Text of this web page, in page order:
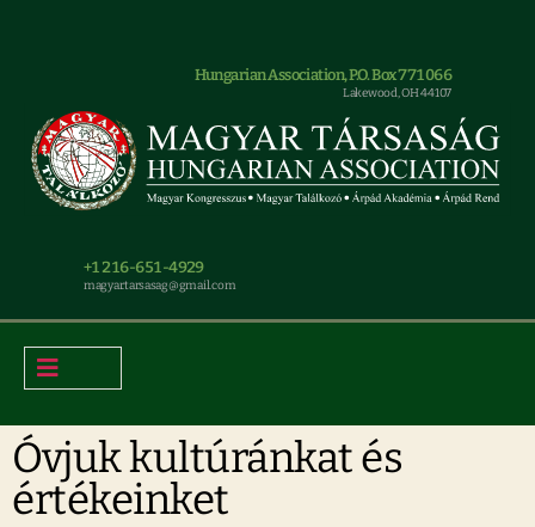
Hungarian Association, P.O. Box 771066
Lakewood, OH 44107
+1 216-651-4929
magyar.tarsasag@gmail.com
Óvjuk kultúránkat és
értékeinket